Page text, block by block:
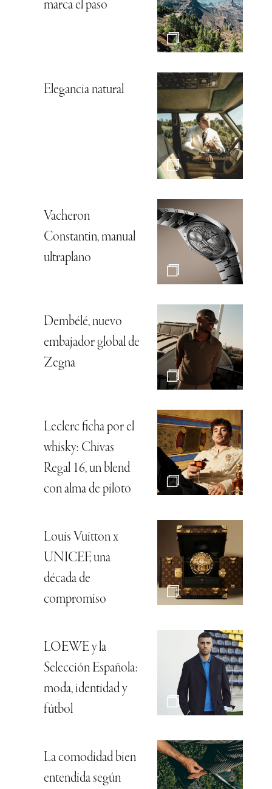
marca el paso
Elegancia natural
Vacheron
Constantin, manual
ultraplano
Dembélé, nuevo
embajador global de
Zegna
Leclerc ficha por el
whisky: Chivas
Regal 16, un blend
con alma de piloto
Louis Vuitton x
UNICEF, una
década de
compromiso
LOEWE y la
Selección Española:
moda, identidad y
fútbol
La comodidad bien
entendida según